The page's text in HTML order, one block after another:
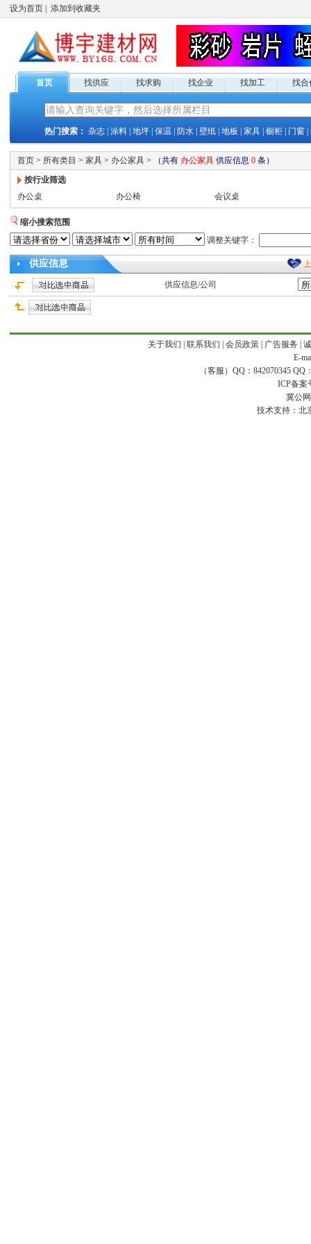
设为首页 添加到收藏夹
首页 找供应 找求购 找企业 找加工 找合
热门搜索： 杂志 涂料 地坪 保温 防水 壁纸 地板 家具 橱柜 门窗
首页 > 所有类目 > 家具 > 办公家具 > （共有 办公家具 供应信息 0 条）
按行业筛选
办公桌
办公椅 会议桌
缩小搜索范围
调整关键字：
供应信息
供应信息/公司
关于我们 联系我们 会员政策| 广告服务
E-
（客服）QQ：842070345 QQ
ICP备案
冀公
技术支持： 北